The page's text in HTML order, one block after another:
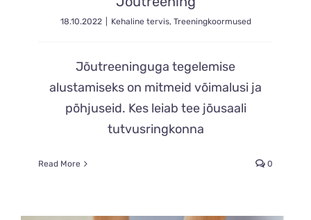
18.10.2022 Kehaline tervis, Treeningkoormused
Jõutreeninguga tegelemise
alustamiseks on mitmeid võimalusi ja
põhjuseid. Kes leiab tee jõusaali
tutvusringkonna
Read More 0